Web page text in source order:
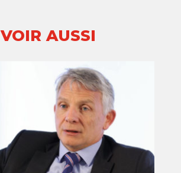
VOIR AUSSI